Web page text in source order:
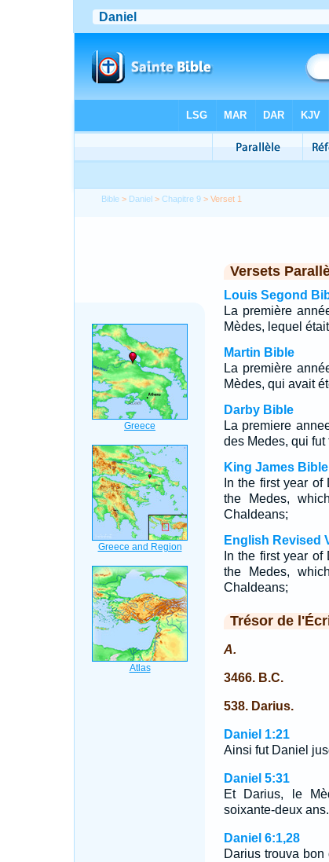
Bible > Daniel >Chapitre 9 > Verset 1
Versets
Louis Segond
La première
Mèdes, lequel
Martin Bible
La première
Mèdes, qui avait
Darby Bible
La premiere
des Medes, qui
King James Bible
In the first year
the Medes,
Chaldeans;
English Revised
In the first year
the Medes,
Chaldeans;
Trésor de
A.
3466. B.C.
538. Darius.
Daniel 1:21
Ainsi fut Daniel
Daniel 5:31
Et Darius, le
soixante-deux ans.
Daniel 6:1,28
Darius trouva